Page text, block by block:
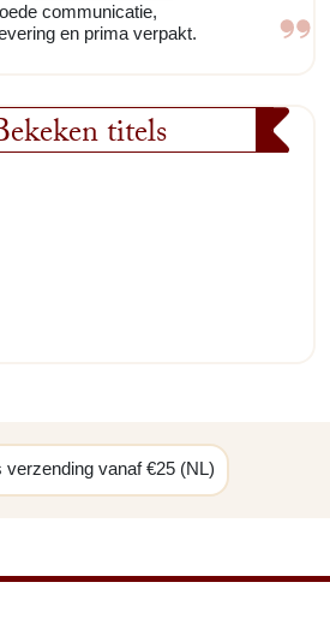
communicatie,
en prima verpakt.
titels
verzending vanaf €25 (NL)